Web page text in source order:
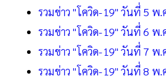
รวมข่าว "โควิด-19" วันที่ 5 พ.
รวมข่าว "โควิด-19" วันที่ 6 พ.
รวมข่าว "โควิด-19" วันที่ 7 พ.
รวมข่าว "โควิด-19" วันที่ 8 พ.